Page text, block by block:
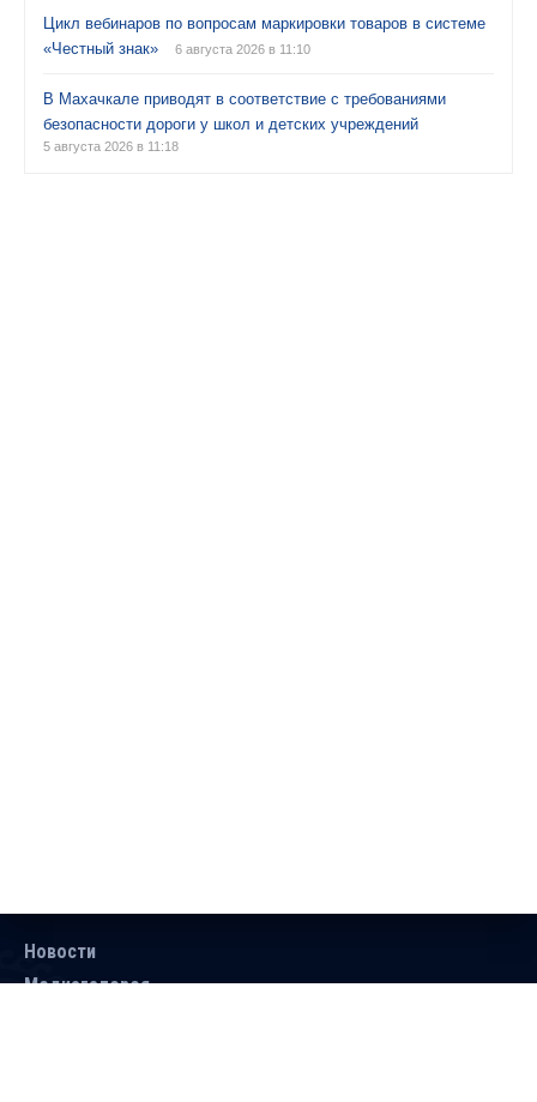
Цикл вебинаров по вопросам маркировки товаров в системе
«Честный знак»
6 августа 2026 в 11:10
В Махачкале приводят в соответствие с требованиями
безопасности дороги у школ и детских учреждений
5 августа 2026 в 11:18
Новости
Медиагалерея